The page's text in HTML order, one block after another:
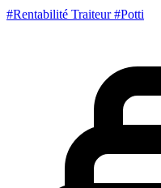
#Rentabilité Traiteur#Potti